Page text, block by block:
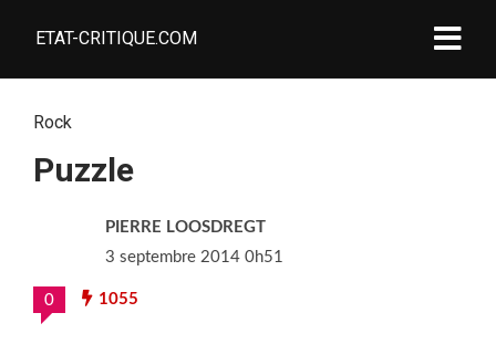
ETAT-CRITIQUE.COM
Rock
Puzzle
PIERRE LOOSDREGT
3 septembre 2014 0h51
0 1055